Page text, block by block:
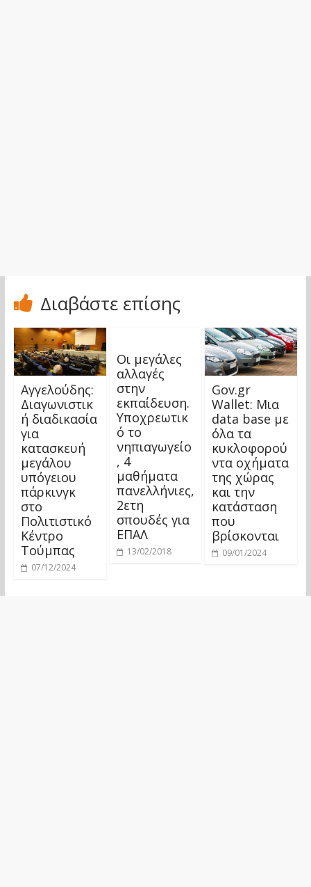
Διαβάστε επίσης
Αγγελούδης:
Διαγωνιστικ
ή διαδικασία
για
κατασκευή
μεγάλου
υπόγειου
πάρκινγκ
στο
Πολιτιστικό
Κέντρο
Τούμπας
07/12/2024
Οι μεγάλες
αλλαγές
στην
εκπαίδευση.
Υποχρεωτικ
ό το
νηπιαγωγείο
, 4
μαθήματα
πανελλήνιες,
2ετη
σπουδές για
ΕΠΑΛ
13/02/2018
Gov.gr
Wallet: Μια
data base με
όλα τα
κυκλοφορού
ντα οχήματα
της χώρας
και την
κατάσταση
που
βρίσκονται
09/01/2024